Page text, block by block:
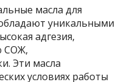
масла для
уникальными
адгезия,
СОЖ,
Эти масла
условиях работы